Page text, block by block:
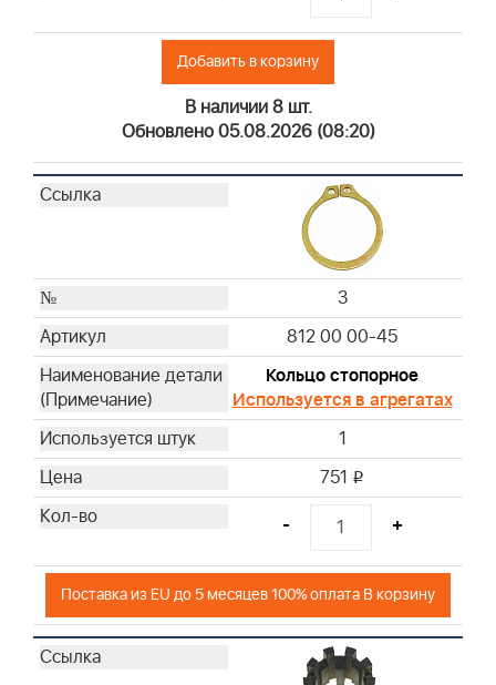
Добавить в корзину
В наличии 8 шт.
Обновлено 05.08.2026 (08:20)
3
812 00 00-45
Кольцо стопорное
Используется в агрегатах
1
751 i
- +
Поставка из EU до 5 месяцев 100% оплата В корзину